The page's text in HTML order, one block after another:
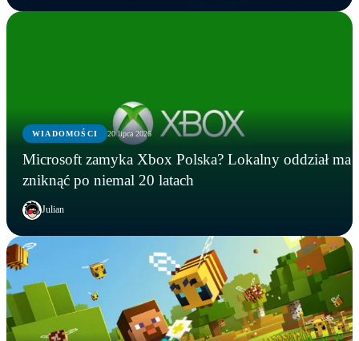
WIADOMOŚCI 20 lipca 2026
Microsoft zamyka Xbox Polska? Lokalny oddział ma
zniknąć po niemal 20 latach
Julian